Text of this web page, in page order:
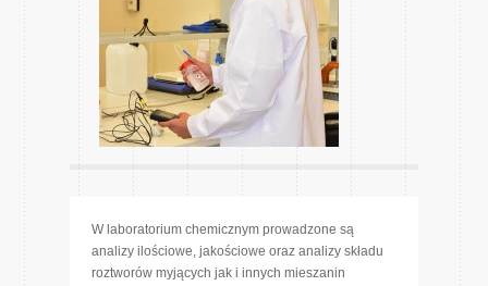
W laboratorium chemicznym prowadzone są
analizy ilościowe, jakościowe oraz analizy składu
roztworów myjących jak i innych mieszanin